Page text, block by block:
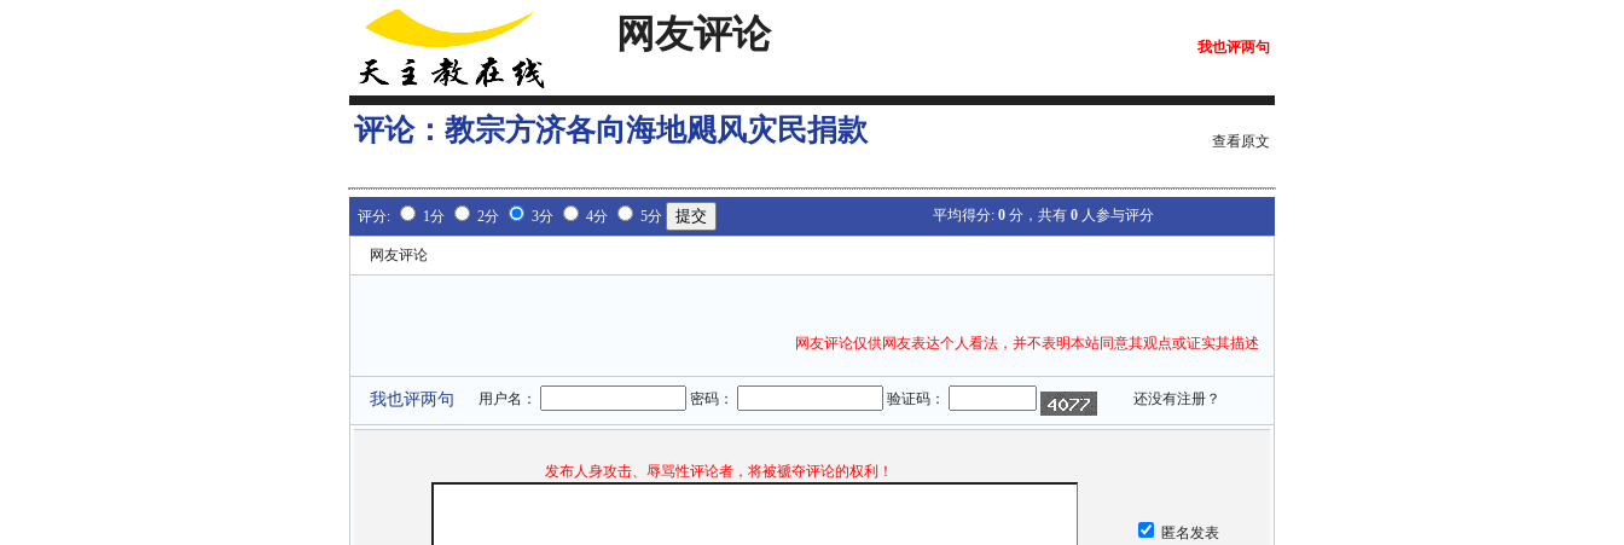
网友评论 我也评两句
评论： 教宗方济各向海地飓风灾民捐款 查看原文
评分: 1分 2分 3分 4分 5分 平均得分: 0 分，共有 0 人参与评分
网友评论
网友评论仅供网友表达个人看法，并不表明本站同意其观点或证实其描述
我也评两句 用户名： 密码： 验证码： 还没有注册？
发布人身攻击、辱骂性评论者，将被褫夺评论的权利！
匿名发表